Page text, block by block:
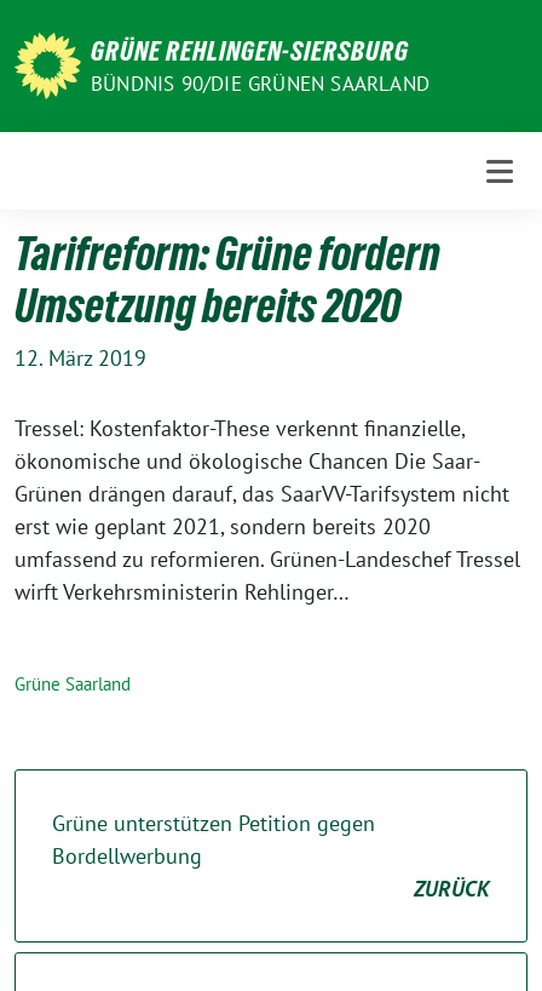
zum
Inhalt
GRÜNE REHLINGEN-SIERSBURG
BÜNDNIS 90/DIE GRÜNEN SAARLAND
Tarifreform: Grüne fordern
Umsetzung bereits 2020
12. März 2019
Tressel: Kostenfaktor-These verkennt finanzielle,
ökonomische und ökologische Chancen Die Saar-
Grünen drängen darauf, das SaarVV-Tarifsystem nicht
erst wie geplant 2021, sondern bereits 2020
umfassend zu reformieren. Grünen-Landeschef Tressel
wirft Verkehrsministerin Rehlinger…
Grüne Saarland
Grüne unterstützen Petition gegen
Bordellwerbung
ZURÜCK